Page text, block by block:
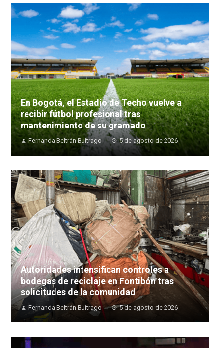
En Bogotá, el Estadio de Techo vuelve a
recibir fútbol profesional tras
mantenimiento de su gramado
Fernanda Beltrán Buitrago 5 de agosto de 2026
Autoridades intensifican controles a
bodegas de reciclaje en Fontibón tras
solicitudes de la comunidad
Fernanda Beltrán Buitrago 5 de agosto de 2026